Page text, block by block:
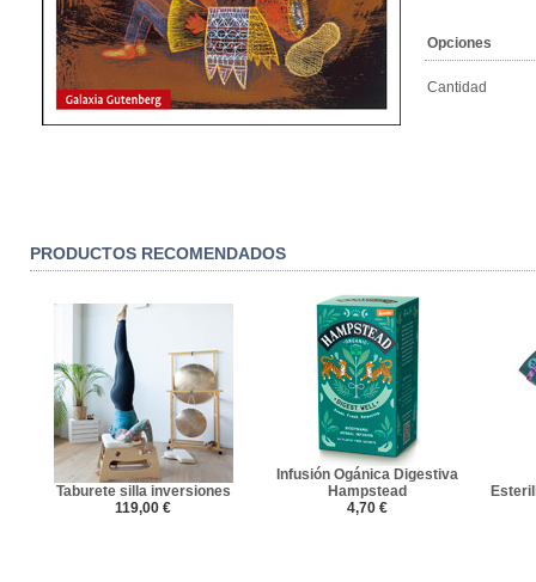
Opciones
Cantidad
PRODUCTOS RECOMENDADOS
Taburete silla inversiones
119,00 €
Infusión Ogánica Digestiva
Hampstead
4,70 €